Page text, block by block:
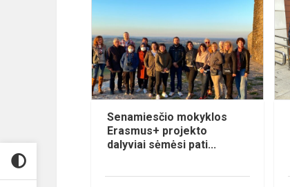
Senamiesčio mokyklos
Erasmus+ projekto
dalyviai sėmėsi pati...